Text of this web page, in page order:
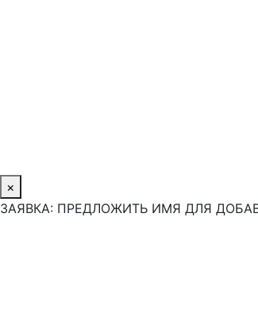
×
ЗАЯВКА: ПРЕДЛОЖИТЬ ИМЯ ДЛЯ